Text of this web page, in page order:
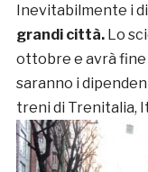
Inevitabilmente i
grandi città.Lo
ottobre e avrà fine
saranno i
treni di Trenitalia,